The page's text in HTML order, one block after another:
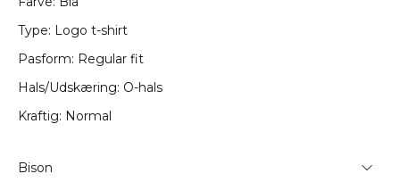
Type: Logo t-shirt
Pasform: Regular fit
Hals/Udskæring: O-hals
Kraftig: Normal
Bison